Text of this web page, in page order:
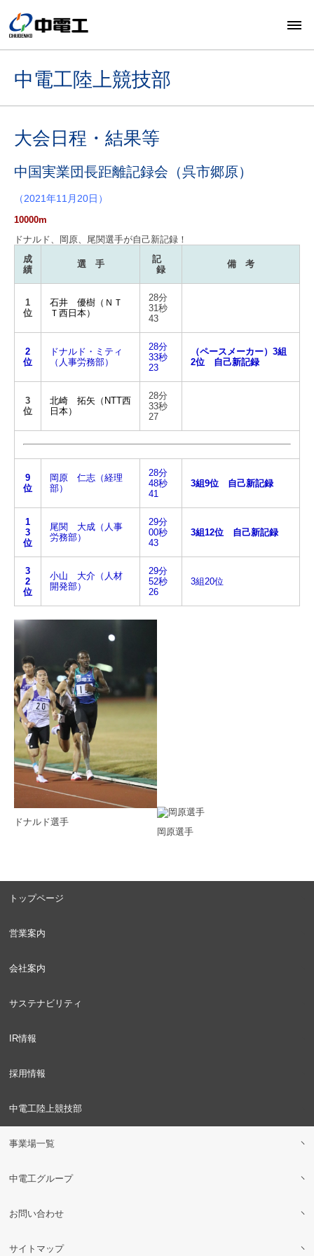
中電工陸上競技部
大会日程・結果等
中国実業団長距離記録会（呉市郷原）
（2021年11月20日）
10000m
ドナルド、岡原、尾関選手が自己新記録！
成
績
選 手
記
録
備 考
1
位
石井 優樹（ＮＴ
Ｔ西日本）
28分
31秒
43
2
位
ドナルド・ミティ
（人事労務部）
28分
33秒
23
（ペースメーカー）3組
2位 自己新記録
3
位
北崎 拓矢（NTT西
日本）
28分
33秒
27
9
位
岡原 仁志（経理
部）
28分
48秒
41
3組9位 自己新記録
1
3
位
尾関 大成（人事
労務部）
29分
00秒
43
3組12位 自己新記録
3
2
位
小山 大介（人材
開発部）
29分
52秒
26
3組20位
ドナルド選手
岡原選手
トップページ
営業案内
会社案内
サステナビリティ
IR情報
採用情報
中電工陸上競技部
事業場一覧
中電工グループ
お問い合わせ
サイトマップ